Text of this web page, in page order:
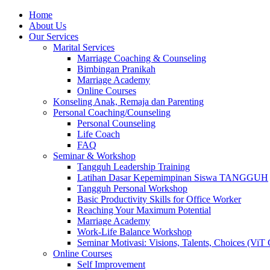
Skip
content
Home
About Us
Our Services
Marital Services
Marriage Coaching & Counseling
Bimbingan Pranikah
Marriage Academy
Online Courses
Konseling Anak, Remaja dan Parenting
Personal Coaching/Counseling
Personal Counseling
Life Coach
FAQ
Seminar & Workshop
Tangguh Leadership Training
Latihan Dasar Kepemimpinan Siswa TANGGUH
Tangguh Personal Workshop
Basic Productivity Skills for Office Worker
Reaching Your Maximum Potential
Marriage Academy
Work-Life Balance Workshop
Seminar Motivasi: Visions, Talents, Choices (ViT
Online Courses
Self Improvement